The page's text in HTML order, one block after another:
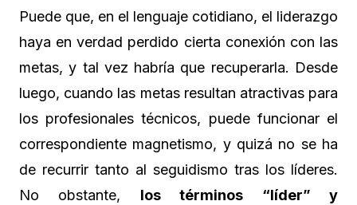
Puede que, en el lenguaje cotidiano, el liderazgo
haya en verdad perdido cierta conexión con las
metas, y tal vez habría que recuperarla. Desde
luego, cuando las metas resultan atractivas para
los profesionales técnicos, puede funcionar el
correspondiente magnetismo, y quizá no se ha
de recurrir tanto al seguidismo tras los líderes.
No obstante, los términos “líder” y